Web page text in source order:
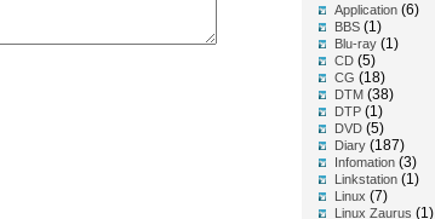
Application (6)
BBS (1)
Blu-ray (1)
CD (5)
CG (18)
DTM (38)
DTP (1)
DVD (5)
Diary (187)
Infomation (3)
Linkstation (1)
Linux (7)
Linux Zaurus (1)